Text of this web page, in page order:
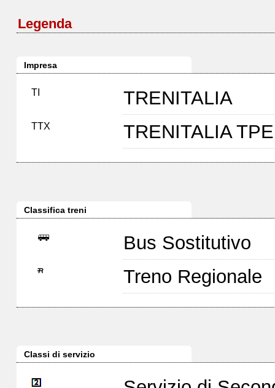
Legenda
Impresa
TI TRENITALIA
TTX TRENITALIA
Classifica treni
Bus Sostitutivo
Treno Regionale
Classi di servizio